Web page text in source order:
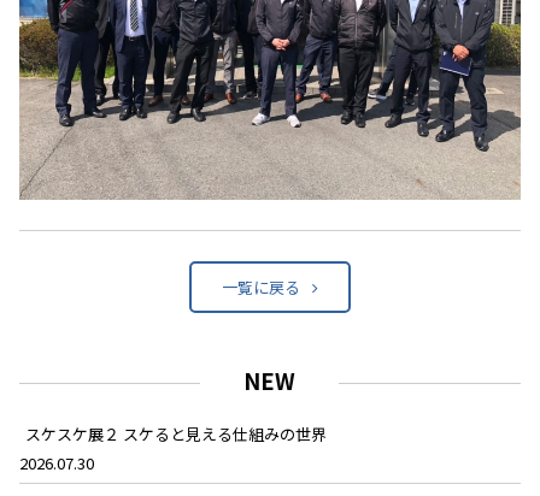
一覧に戻る
NEW
スケスケ展２ スケると見える仕組みの世界
2026.07.30